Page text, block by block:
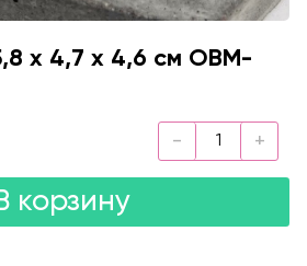
х 4,7 х 4,6 см OBM-
корзину